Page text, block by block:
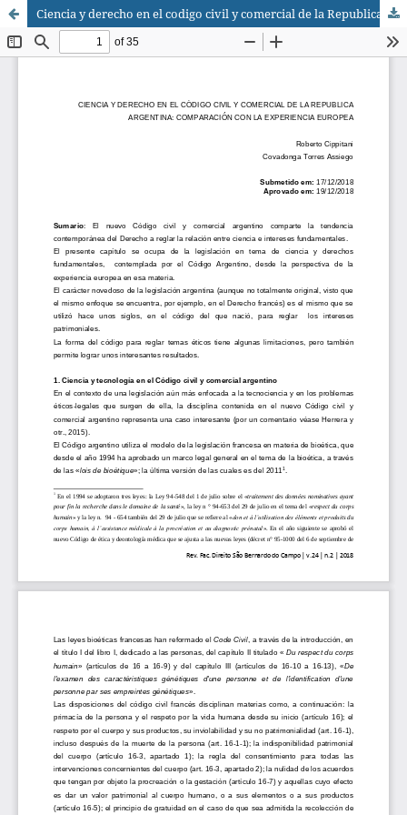
Ciencia y derecho en el codigo civil y comercial de la Republica Argentina